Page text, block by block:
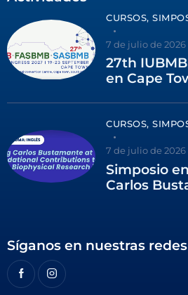
CURSOS,
7 de julio de 2026
27th
en Cape
CURSOS,
7 de julio de 2026
Simposio
Carlos
Síganos en nuestras